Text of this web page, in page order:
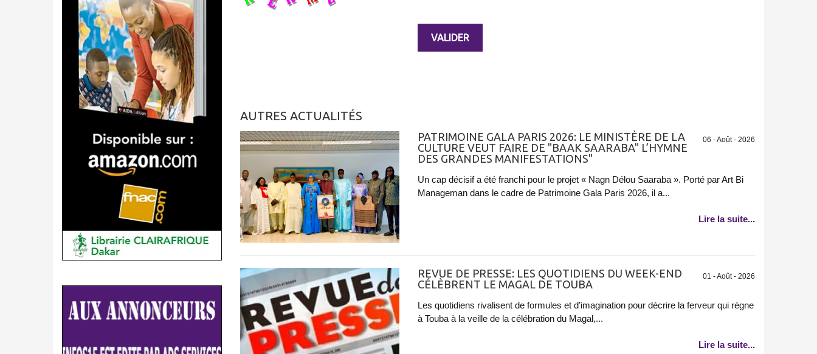
AUTRES ACTUALITÉS
06 - Août - 2026
PATRIMOINE GALA PARIS 2026: LE MINISTÈRE DE LA
CULTURE VEUT FAIRE DE "BAAK SAARABA" L’HYMNE
DES GRANDES MANIFESTATIONS"
Un cap décisif a été franchi pour le projet « Nagn Délou Saaraba ». Porté par Art Bi
Manageman dans le cadre de Patrimoine Gala Paris 2026, il a...
Lire la suite...
01 - Août - 2026
REVUE DE PRESSE: LES QUOTIDIENS DU WEEK-END
CÉLÈBRENT LE MAGAL DE TOUBA
Les quotidiens rivalisent de formules et d’imagination pour décrire la ferveur qui règne
à Touba à la veille de la célébration du Magal,...
Lire la suite...